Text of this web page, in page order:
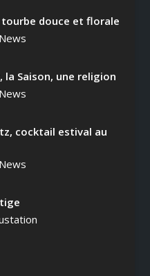
tourbe douce et florale
la Saison, une religion
cocktail estival au